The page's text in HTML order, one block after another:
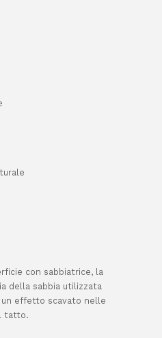
con sabbiatrice, la
della sabbia utilizzata
effetto scavato nelle
tatto.